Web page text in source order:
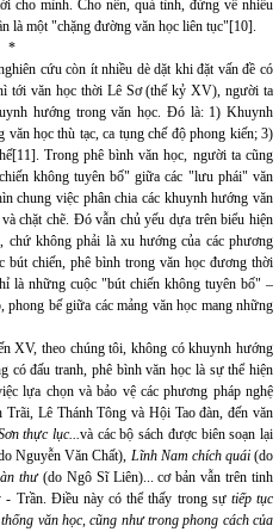
cho mình. Cho nên, quả tình, đứng về nhiều
là một "chặng đường văn học liên tục"[10].
*
cứu còn ít nhiều dè dặt khi đặt vấn đề có
tới văn học thời Lê Sơ (thế kỷ XV), người ta
hướng trong văn học. Đó là: 1) Khuynh
học thù tạc, ca tụng chế độ phong kiến; 3)
Trong phê bình văn học, người ta cũng
không tuyên bố" giữa các "lưu phái" văn
chung việc phân chia các khuynh hướng văn
chặt chẽ. Đó vẫn chủ yếu dựa trên biểu hiện
không phải là xu hướng của các phương
bút chiến, phê bình trong văn học đương thời
là những cuộc "bút chiến không tuyên bố" –
bế giữa các mảng văn học mang những
XV, theo chúng tôi, không có khuynh hướng
có đấu tranh, phê bình văn học là sự thể hiện
lựa chọn và bảo vệ các phương pháp nghệ
Lê Thánh Tông và Hội Tao đàn, đến văn
thực lục...và các bộ sách được biên soạn lại
Nguyễn Văn Chất), Lĩnh Nam chích quái(do
thư (do Ngô Sĩ Liên)... cơ bản vẫn trên tinh
- Trần. Điều này có thể thấy trong sự tiếp tục
văn học, cũng như trong phong cách của